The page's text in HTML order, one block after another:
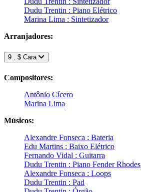
Dudu Trentin : Piano Elétrico
Marina Lima : Sintetizador
Arranjadores:
9 . $ Cara
Compositores:
Antônio Cícero
Marina Lima
Músicos:
Alexandre Fonseca : Bateria
Edu Martins : Baixo Elétrico
Fernando Vidal : Guitarra
Dudu Trentin : Piano Fender Rhodes
Alexandre Fonseca : Loops
Dudu Trentin : Pad